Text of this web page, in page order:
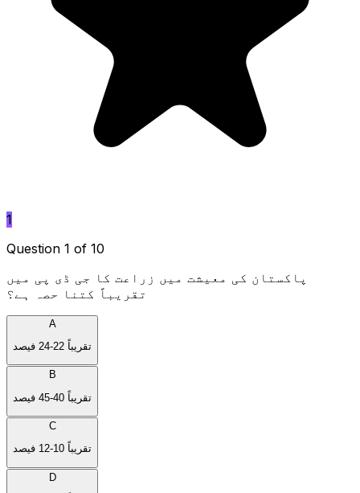
1
Question 1 of 10
پاکستان کی معیشت میں زراعت کا جی ڈی پی میں
تقریباً کتنا حصہ ہے؟
A
تقریباً 22-24 فیصد
B
تقریباً 40-45 فیصد
C
تقریباً 10-12 فیصد
D